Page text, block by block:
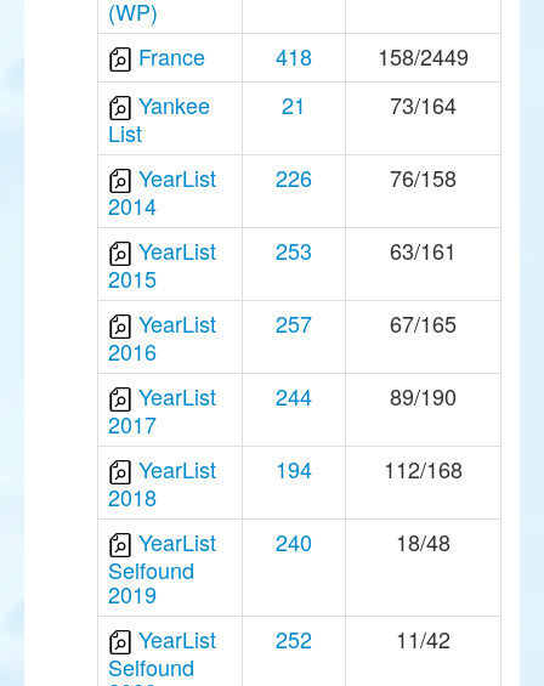
(WP)
France
418
158/2449
Yankee
List
21 73/164
YearList
2014
226 76/158
YearList
2015
253 63/161
YearList
2016
257 67/165
YearList
2017
244 89/190
YearList
2018
194 112/168
YearList
Selfound
2019
240 18/48
YearList
Selfound
252 11/42